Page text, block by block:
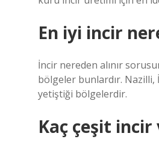
En iyi incir
İncir nereden alınır
bölgeler bunlardır.
yetiştiği bölgelerdir.
Kaç çeşit incir